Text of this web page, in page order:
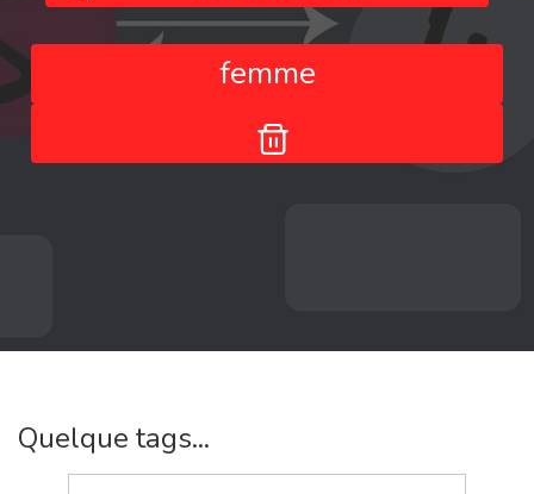
femme
Quelque tags...